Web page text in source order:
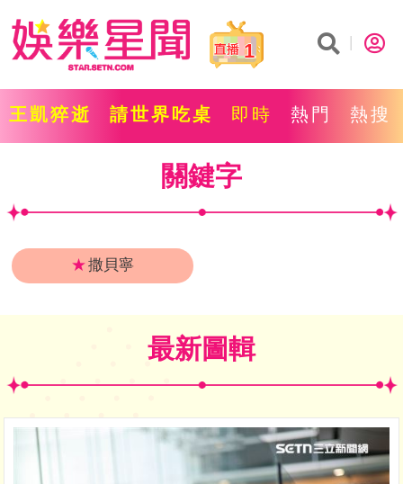
1
王凱猝逝 請世界吃桌 即時 熱門 熱搜
關鍵字
★撒貝寧
最新圖輯